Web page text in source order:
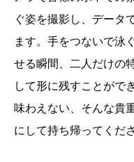
ぐ姿を撮影し、データ
ます。手をつないで泳
せる瞬間、二人だけの
して形に残すことがで
味わえない、そんな貴
にして持ち帰ってくだ